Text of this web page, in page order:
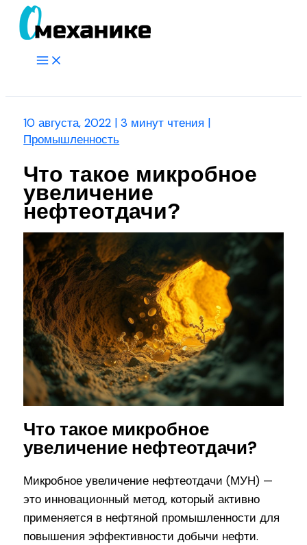
Перейти
Main
10 августа, 2022 |3 минут чтения |
Промышленность
Что такое микробное
увеличение
нефтеотдачи?
Что такое микробное
увеличение нефтеотдачи?
Микробное увеличение нефтеотдачи (МУН) —
это инновационный метод, который активно
применяется в нефтяной промышленности для
повышения эффективности добычи нефти.